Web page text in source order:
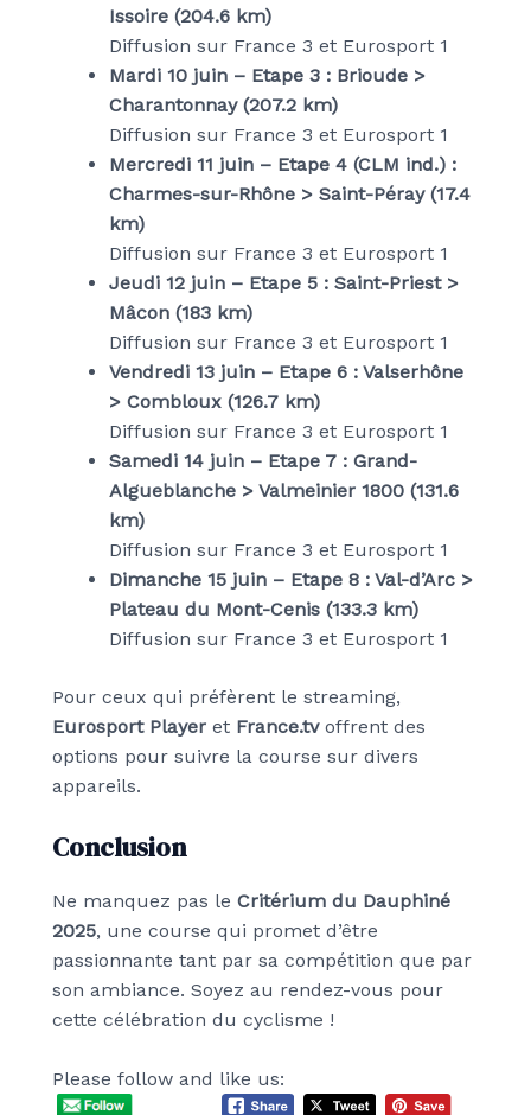
Issoire (204.6 km)
Diffusion sur France 3 et Eurosport 1
Mardi 10 juin – Etape 3 : Brioude >
Charantonnay (207.2 km)
Diffusion sur France 3 et Eurosport 1
Mercredi 11 juin – Etape 4 (CLM ind.) :
Charmes-sur-Rhône > Saint-Péray (17.4
km)
Diffusion sur France 3 et Eurosport 1
Jeudi 12 juin – Etape 5 : Saint-Priest >
Mâcon (183 km)
Diffusion sur France 3 et Eurosport 1
Vendredi 13 juin – Etape 6 : Valserhône
> Combloux (126.7 km)
Diffusion sur France 3 et Eurosport 1
Samedi 14 juin – Etape 7 : Grand-
Algueblanche > Valmeinier 1800 (131.6
km)
Diffusion sur France 3 et Eurosport 1
Dimanche 15 juin – Etape 8 : Val-d’Arc >
Plateau du Mont-Cenis (133.3 km)
Diffusion sur France 3 et Eurosport 1
Pour ceux qui préfèrent le streaming,
Eurosport Player et France.tvoffrent des
options pour suivre la course sur divers
appareils.
Conclusion
Ne manquez pas le Critérium du Dauphiné
2025, une course qui promet d’être
passionnante tant par sa compétition que par
son ambiance. Soyez au rendez-vous pour
cette célébration du cyclisme !
Please follow and like us: